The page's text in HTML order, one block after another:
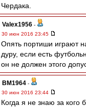
Чердака.
Valex1956 -
30 июн 2016 23:45
Опять портиши играют
дуру, если есть
он не должен этого
BM1964 -
30 июн 2016 23:44
Когда я не знаю за кого